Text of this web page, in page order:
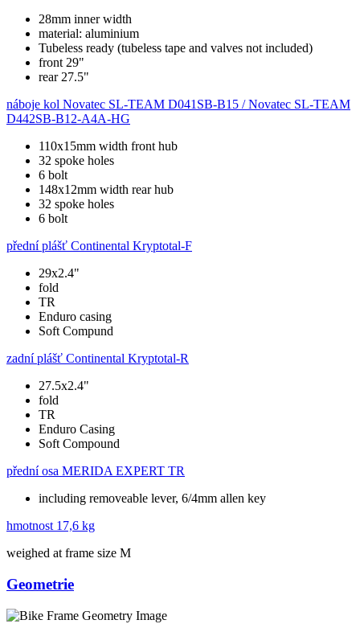
28mm inner width
material: aluminium
Tubeless ready (tubeless tape and valves not included)
front 29"
rear 27.5"
náboje kol Novatec SL-TEAM D041SB-B15 / Novatec SL-TEAM
D442SB-B12-A4A-HG
110x15mm width front hub
32 spoke holes
6 bolt
148x12mm width rear hub
32 spoke holes
6 bolt
přední plášť Continental Kryptotal-F
29x2.4"
fold
TR
Enduro casing
Soft Compund
zadní plášť Continental Kryptotal-R
27.5x2.4"
fold
TR
Enduro Casing
Soft Compound
přední osa MERIDA EXPERT TR
including removeable lever, 6/4mm allen key
hmotnost 17,6 kg
weighed at frame size M
Geometrie